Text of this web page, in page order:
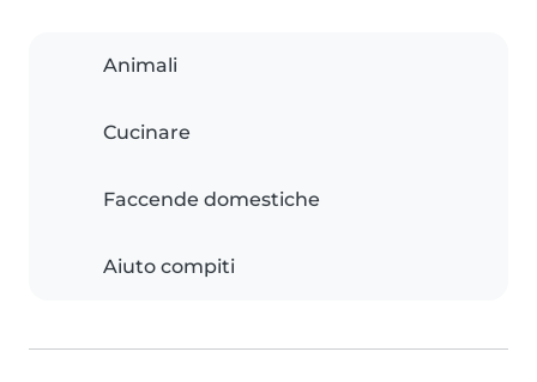
Animali
Cucinare
Faccende domestiche
Aiuto compiti